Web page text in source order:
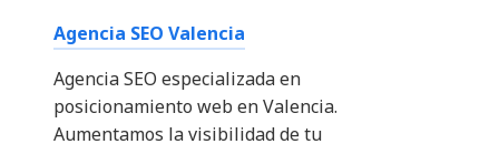
Agencia SEO Valencia
Agencia SEO especializada en
posicionamiento web en Valencia.
Aumentamos la visibilidad de tu